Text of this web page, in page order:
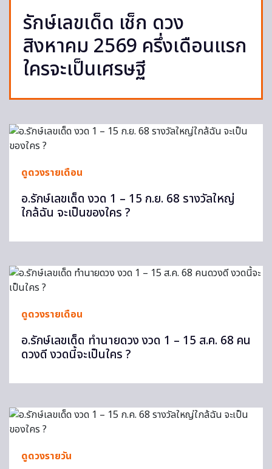
รักษ์เลขเด็ด เช็ก ดวง
สิงหาคม 2569 ครึ่งเดือนแรก
ใครจะเป็นเศรษฐี
ดูดวงรายเดือน
อ.รักษ์เลขเด็ด งวด 1 – 15 ก.ย. 68 รางวัลใหญ่
ใกล้ฉัน จะเป็นของใคร ?
ดูดวงรายเดือน
อ.รักษ์เลขเด็ด ทำนายดวง งวด 1 – 15 ส.ค. 68 คน
ดวงดี งวดนี้จะเป็นใคร ?
ดูดวงรายวัน